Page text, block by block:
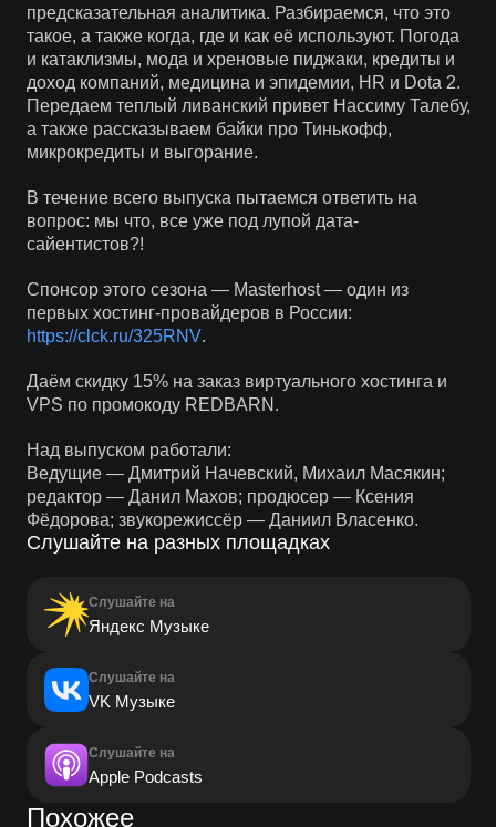
предсказательная аналитика. Разбираемся, что это
такое, а также когда, где и как её используют. Погода
и катаклизмы, мода и хреновые пиджаки, кредиты и
доход компаний, медицина и эпидемии, HR и Dota 2.
Передаем теплый ливанский привет Нассиму Талебу,
а также рассказываем байки про Тинькофф,
микрокредиты и выгорание.
В течение всего выпуска пытаемся ответить на
вопрос: мы что, все уже под лупой дата-
сайентистов?!
Спонсор этого сезона — Masterhost — один из
первых хостинг-провайдеров в России:
https://clck.ru/325RNV.
Даём скидку 15% на заказ виртуального хостинга и
VPS по промокоду REDBARN.
Над выпуском работали:
Ведущие — Дмитрий Начевский, Михаил Масякин;
редактор — Данил Махов; продюсер — Ксения
Фёдорова; звукорежиссёр — Даниил Власенко.
Слушайте на разных площадках
Слушайте на
Яндекс Музыке
Слушайте на
VK Музыке
Слушайте на
Apple Podcasts
Похожее